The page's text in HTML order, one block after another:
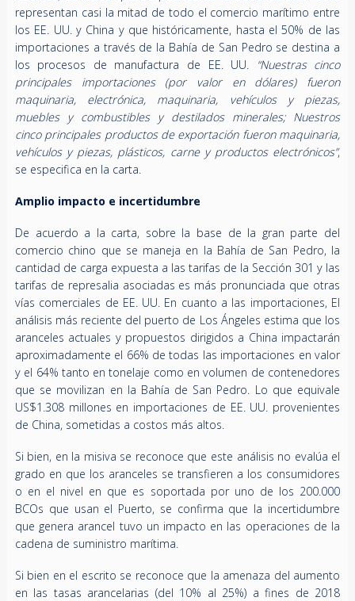
representan casi la mitad de todo el comercio marítimo entre
los EE. UU. y China y que históricamente, hasta el 50% de las
importaciones a través de la Bahía de San Pedro se destina a
los procesos de manufactura de EE. UU.
“Nuestras cinco
principales importaciones (por valor en dólares) fueron
maquinaria, electrónica, maquinaria, vehículos y piezas,
muebles y combustibles y destilados minerales; Nuestros
cinco principales productos de exportación fueron maquinaria,
vehículos y piezas, plásticos, carne y productos electrónicos”,
se especifica en la carta.
Amplio impacto e incertidumbre
De acuerdo a la carta, sobre la base de la gran parte del
comercio chino que se maneja en la Bahía de San Pedro, la
cantidad de carga expuesta a las tarifas de la Sección 301 y las
tarifas de represalia asociadas es más pronunciada que otras
vías comerciales de EE. UU. En cuanto a las importaciones, El
análisis más reciente del puerto de Los Ángeles estima que los
aranceles actuales y propuestos dirigidos a China impactarán
aproximadamente el 66% de todas las importaciones en valor
y el 64% tanto en tonelaje como en volumen de contenedores
que se movilizan en la Bahía de San Pedro. Lo que equivale
US$1.308 millones en importaciones de EE. UU. provenientes
de China, sometidas a costos más altos.
Si bien, en la misiva se reconoce que este análisis no evalúa el
grado en que los aranceles se transfieren a los consumidores
o en el nivel en que es soportada por uno de los 200.000
BCOs que usan el Puerto, se confirma que la incertidumbre
que genera arancel tuvo un impacto en las operaciones de la
cadena de suministro marítima.
Si bien en el escrito se reconoce que la amenaza del aumento
en las tasas arancelarias (del 10% al 25%) a fines de 2018